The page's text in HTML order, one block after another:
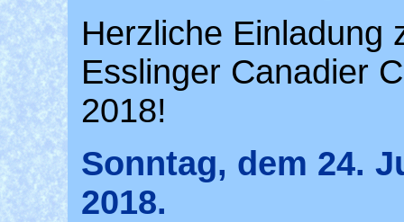
Herzliche Einladung
Esslinger Canadier
2018!
Sonntag, dem 24.
2018.